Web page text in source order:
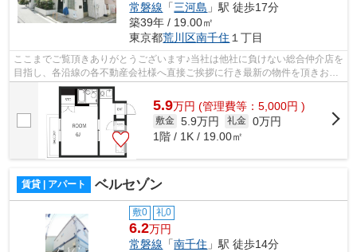
常磐線 「三河島 」駅 徒歩17分
築39年 / 19.00㎡
東京都荒川区南千住 １丁目
ここまでご覧頂きありがとうございます♪当社は他社に負けない総合仲介店を
目指し、各沿線の各不動産会社様へ直接ご挨拶に行き最新の物件を頂きお客
様へ提供しております！最新の情報は...
5.9万円 (管理費等：5,000円 )
敷金 5.9万円 礼金 0万円
1階 / 1K / 19.00㎡
賃貸 | アパート ベルセゾン
敷0 礼0
6.2万円
常磐線 「南千住 」駅 徒歩14分